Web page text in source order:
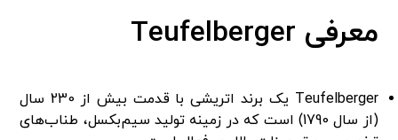
معرفی Teufelberger
Teufelberger یک برند اتریشی با قدمت بیش از 230 سال
(از سال 1790) است که در زمینه تولید سیم‌بکسل، طناب‌های